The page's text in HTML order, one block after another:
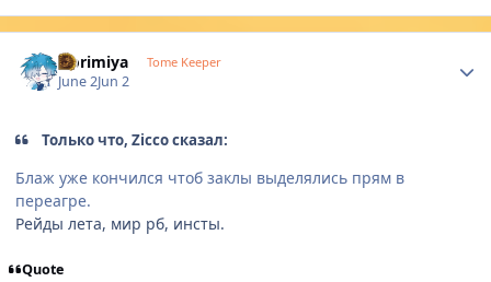
Horimiya Tome Keeper
June 2Jun 2
Только что, Zicco сказал:
Блаж уже кончился чтоб заклы выделялись прям в
переагре.
Рейды лета, мир рб, инсты.
Quote